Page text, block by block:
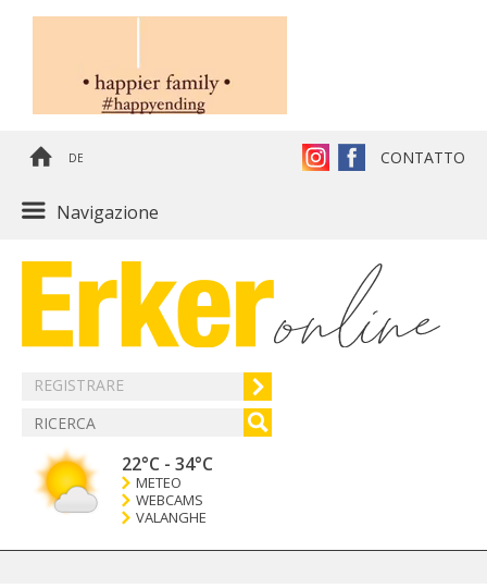
DE CONTATTO
Navigazione
REGISTRARE
22°C - 34°C
METEO
WEBCAMS
VALANGHE